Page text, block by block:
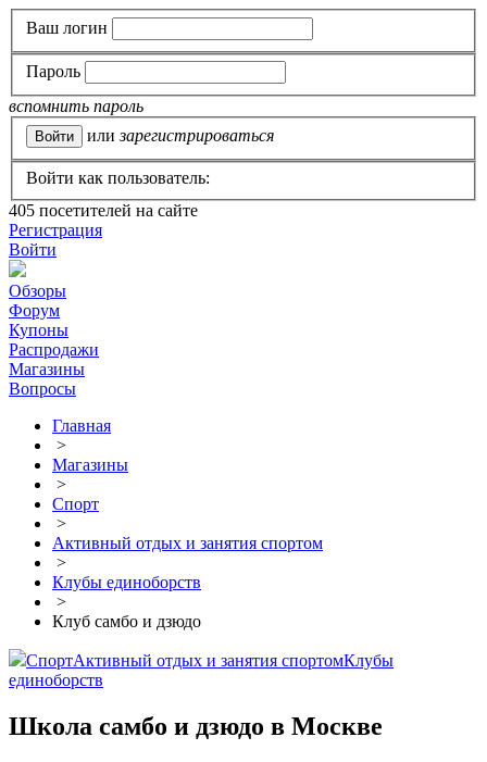
Ваш логин
Пароль
вспомнить пароль
или зарегистрироваться
Войти как пользователь:
405 посетителей на сайте
Регистрация
Войти
Обзоры
Форум
Купоны
Распродажи
Магазины
Вопросы
Главная
>
Магазины
>
Спорт
>
Активный отдых и занятия спортом
>
Клубы единоборств
>
Клуб самбо и дзюдо
СпортАктивный отдых и занятия спортомКлубы
единоборств
Школа самбо и дзюдо в Москве